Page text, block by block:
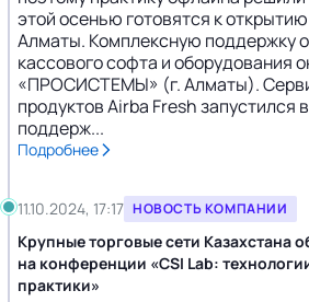
этой осенью готовятся к
Алматы. Комплексную поддержку
кассового софта и оборудования
«ПРОСИСТЕМЫ» (г. Алматы).
продуктов Airba Fresh запустился
поддерж...
Подробнее
11.10.2024, 17:17 НОВОСТЬ КОМПАНИИ
Крупные торговые сети Казахстана
на конференции «CSI Lab:
практики»